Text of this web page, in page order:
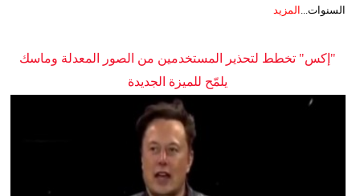
السنوات... المزيد
"إكس" تخطط لتحذير المستخدمين من الصور المعدلة وماسك
يلمّح للميزة الجديدة